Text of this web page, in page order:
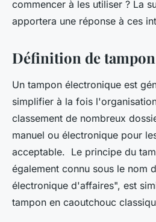
commencer à les utiliser ? La
apportera une réponse à ces
Définition de
Un tampon électronique est
simplifier à la fois
classement de nombreux
manuel ou électronique pour
acceptable. Le principe du
également connu sous le nom
électronique d'affaires", est
tampon en caoutchouc